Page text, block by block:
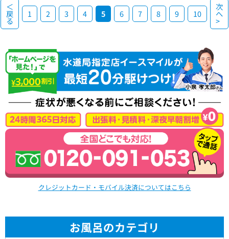
＜
戻
る
1 2 3 4 5 6 7 8 9 10
次
へ
>
クレジットカード・モバイル決済についてはこちら
お風呂のカテゴリ